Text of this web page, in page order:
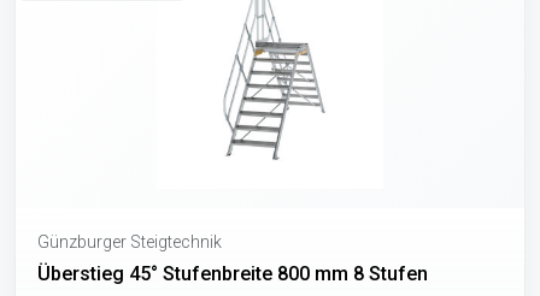
Günzburger Steigtechnik
Überstieg 45° Stufenbreite 800 mm 8 Stufen